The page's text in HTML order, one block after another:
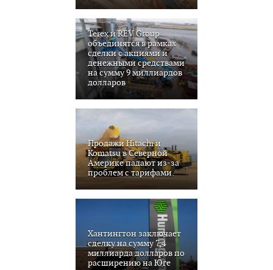
Terex и REV Group
объединятся в рамках
сделки с акциями и
денежными средствами
на сумму 9 миллиардов
долларов
Продажи Hitachi и
Komatsu в Северной
Америке падают из-за
проблем с тарифами.
Хантингтон заключает
сделку на сумму 7,4
миллиарда долларов по
расширению на Юге